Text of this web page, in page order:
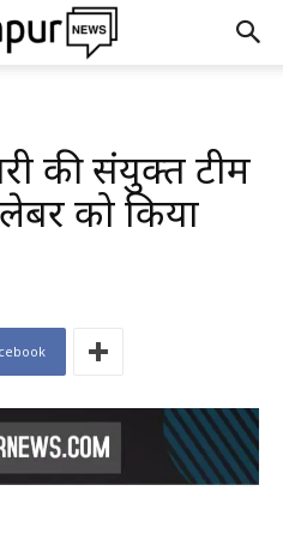
की संयुक्त टीम
लेबर को किया